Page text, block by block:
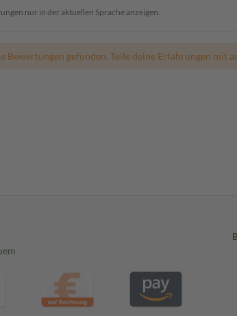
nur in der aktuellen Sprache anzeigen.
Bewertungen gefunden. Teile deine Erfahrungen mit